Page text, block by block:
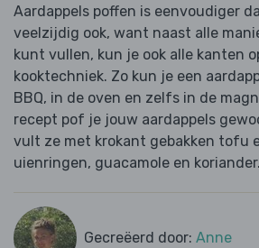
Aardappels poffen is eenvoudiger
veelzijdig ook, want naast alle
kunt vullen, kun je ook alle kanten
kooktechniek. Zo kun je een
BBQ, in de oven en zelfs in de
recept pof je jouw aardappels
vult ze met krokant gebakken tofu
uienringen, guacamole en koriander.
Gecreëerd door: Anne